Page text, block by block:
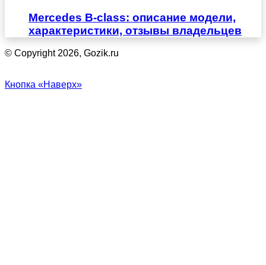
Mercedes B-class: описание модели,
характеристики, отзывы владельцев
© Copyright 2026, Gozik.ru
Кнопка «Наверх»